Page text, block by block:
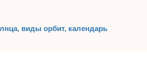
виды орбит, календарь